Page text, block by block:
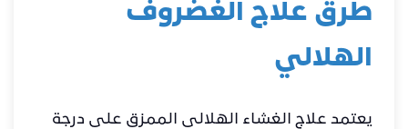
طرق علاج الغضروف
الهلالي
يعتمد علاج الغشاء الهلالي الممزق على درجة